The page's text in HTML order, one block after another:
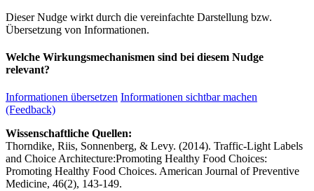
Dieser Nudge wirkt durch die vereinfachte Darstellung bzw.
Übersetzung von Informationen.
Welche Wirkungsmechanismen sind bei diesem Nudge
relevant?
Informationen übersetzen Informationen sichtbar machen
(Feedback)
Wissenschaftliche Quellen:
Thorndike, Riis, Sonnenberg, & Levy. (2014). Traffic-Light Labels
and Choice Architecture:Promoting Healthy Food Choices:
Promoting Healthy Food Choices. American Journal of Preventive
Medicine, 46(2), 143-149.